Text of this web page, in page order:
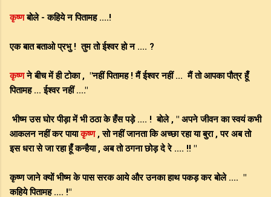
कृष्णबोले - कहिये न पितामह ....!
एक बात बताओ प्रभु ! तुम तो ईश्वर हो न .... ?
कृष्णने बीच में ही टोका , "नहीं पितामह ! मैं ईश्वर नहीं ... मैं तो आपका पौत्र हूँ
पितामह ... ईश्वर नहीं ...."
भीष्म उस घोर पीड़ा में भी ठठा के हँस पड़े .... ! बोले , " अपने जीवन का स्वयं कभी
आकलन नहीं कर पायाकृष्ण, सो नहीं जानता कि अच्छा रहा या बुरा , पर अब तो
इस धरा से जा रहा हूँ कन्हैया , अब तो ठगना छोड़ दे रे .... !! "
कृष्ण जाने क्यों भीष्म के पास सरक आये और उनका हाथ पकड़ कर बोले .... "
कहिये पितामह .... !"